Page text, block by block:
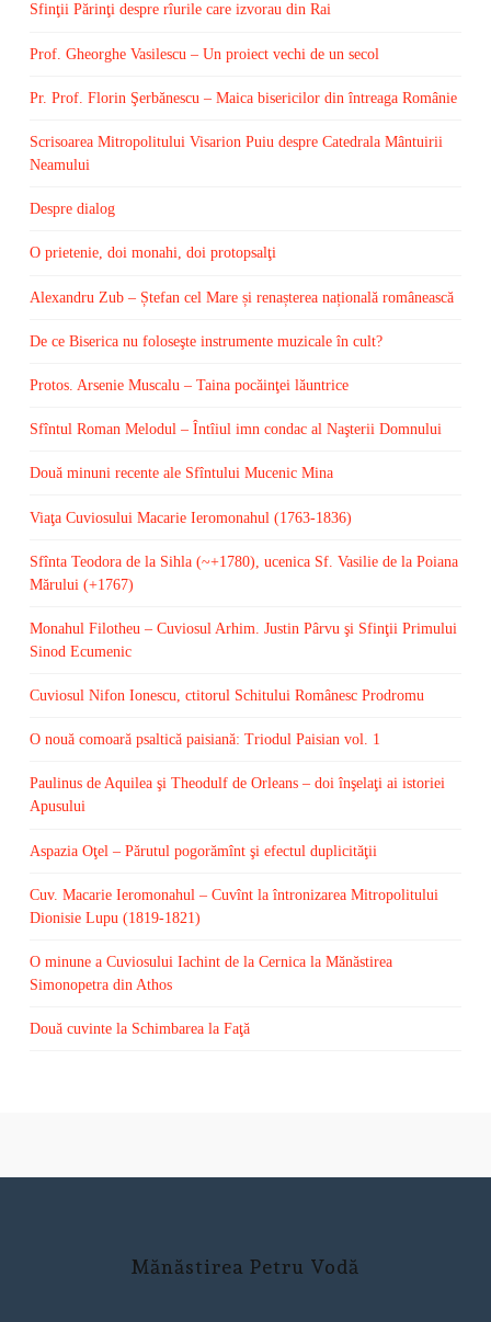
Sfinţii Părinţi despre rîurile care izvorau din Rai
Prof. Gheorghe Vasilescu – Un proiect vechi de un secol
Pr. Prof. Florin Şerbănescu – Maica bisericilor din întreaga Românie
Scrisoarea Mitropolitului Visarion Puiu despre Catedrala Mântuirii
Neamului
Despre dialog
O prietenie, doi monahi, doi protopsalţi
Alexandru Zub – Ștefan cel Mare și renașterea națională românească
De ce Biserica nu foloseşte instrumente muzicale în cult?
Protos. Arsenie Muscalu – Taina pocăinţei lăuntrice
Sfîntul Roman Melodul – Întîiul imn condac al Naşterii Domnului
Două minuni recente ale Sfîntului Mucenic Mina
Viaţa Cuviosului Macarie Ieromonahul (1763-1836)
Sfînta Teodora de la Sihla (~+1780), ucenica Sf. Vasilie de la Poiana
Mărului (+1767)
Monahul Filotheu – Cuviosul Arhim. Justin Pârvu şi Sfinţii Primului
Sinod Ecumenic
Cuviosul Nifon Ionescu, ctitorul Schitului Românesc Prodromu
O nouă comoară psaltică paisiană: Triodul Paisian vol. 1
Paulinus de Aquilea şi Theodulf de Orleans – doi înşelaţi ai istoriei
Apusului
Aspazia Oţel – Părutul pogorămînt şi efectul duplicităţii
Cuv. Macarie Ieromonahul – Cuvînt la întronizarea Mitropolitului
Dionisie Lupu (1819-1821)
O minune a Cuviosului Iachint de la Cernica la Mănăstirea
Simonopetra din Athos
Două cuvinte la Schimbarea la Faţă
Mănăstirea Petru Vodă